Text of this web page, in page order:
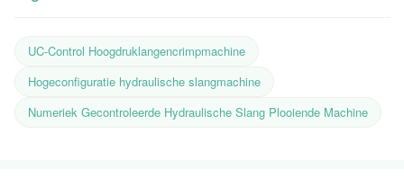
UC-Control Hoogdruklangencrimpmachine
Hogeconfiguratie hydraulische slangmachine
Numeriek Gecontroleerde Hydraulische Slang Plooiende Machine